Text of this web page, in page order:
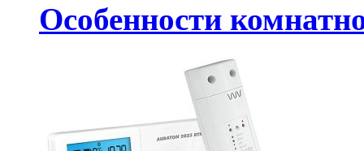
Особенности